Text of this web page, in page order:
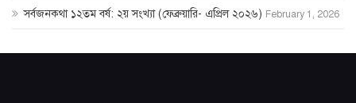
সর্বজনকথা ১২তম বর্ষ: ২য় সংখ্যা (ফেব্রুয়ারি- এপ্রিল ২০২৬) February 1, 2026